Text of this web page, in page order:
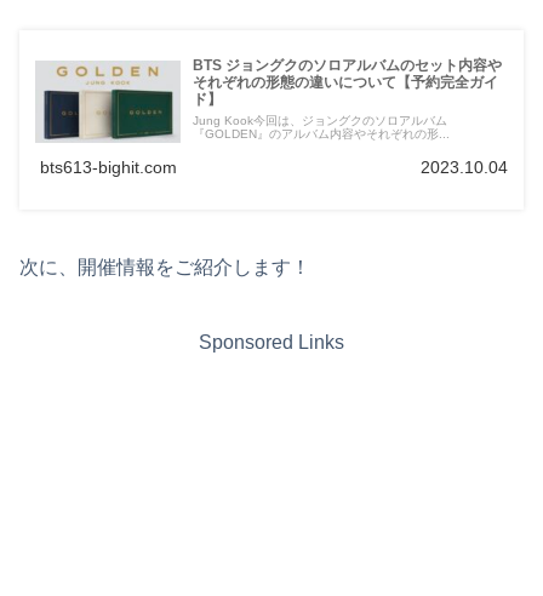
BTS ジョングクのソロアルバムのセット内容や
それぞれの形態の違いについて【予約完全ガイ
ド】
Jung Kook今回は、ジョングクのソロアルバム
『GOLDEN』のアルバム内容やそれぞれの形...
bts613-bighit.com 2023.10.04
次に、開催情報をご紹介します！
Sponsored Links